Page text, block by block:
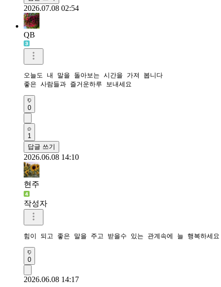
2026.07.08 02:54
QB
오늘도 내 말을 돌아보는 시간을 가져 봅니다
0
1
답글 쓰기
2026.06.08 14:10
현주
작성자
힘이 되고 좋은 말을 주고 받을수 있는 관계속에 늘 행복하세요
0
2026.06.08 14:17